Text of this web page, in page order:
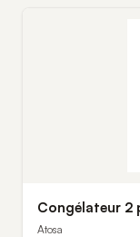
Congélateur 2
Atosa